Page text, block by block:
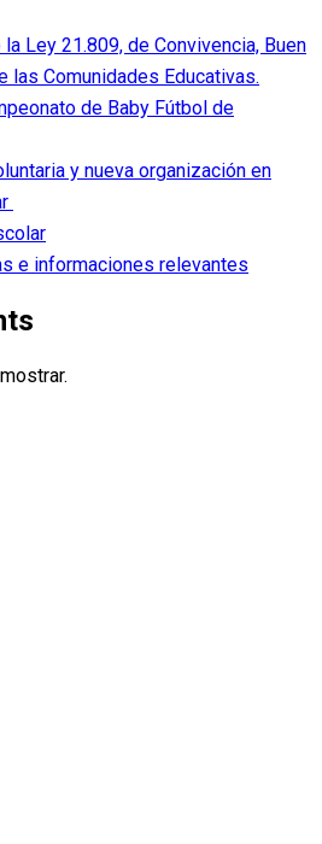
la Ley 21.809, de Convivencia, Buen
las Comunidades Educativas.
de Baby Fútbol de
y nueva organización en
e informaciones relevantes